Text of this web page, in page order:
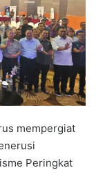
mempergiat
Peringkat